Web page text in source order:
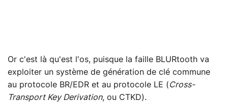
Or c'est là qu'est l'os, puisque la faille BLURtooth va
exploiter un système de génération de clé commune
au protocole BR/EDR et au protocole LE (Cross-
Transport Key Derivation, ou CTKD).